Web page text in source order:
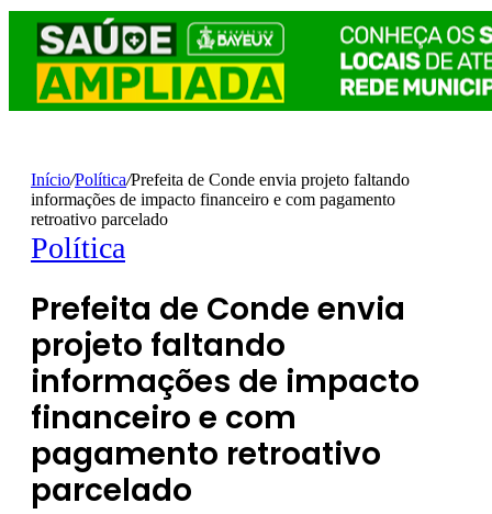
Início/Política/Prefeita de Conde envia projeto faltando
informações de impacto financeiro e com pagamento
retroativo parcelado
Política
Prefeita de Conde envia
projeto faltando
informações de impacto
financeiro e com
pagamento retroativo
parcelado